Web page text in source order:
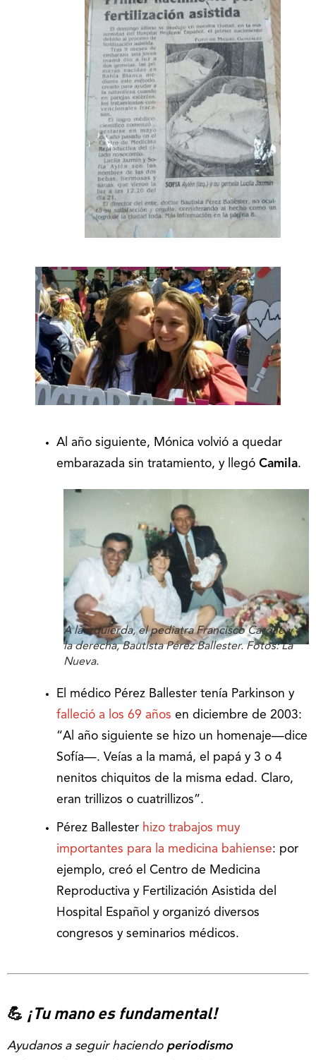
Al año siguiente, Mónica volvió a quedar
embarazada sin tratamiento, y llegó Camila.
A la izquierda, el pediatra Francisco Cardile y a
la derecha, Bautista Pérez Ballester. Fotos: La
Nueva.
El médico Pérez Ballester tenía Parkinson y
falleció a los 69 años en diciembre de 2003:
“Al año siguiente se hizo un homenaje—dice
Sofía—. Veías a la mamá, el papá y 3 o 4
nenitos chiquitos de la misma edad. Claro,
eran trillizos o cuatrillizos”.
Pérez Ballester hizo trabajos muy
importantes para la medicina bahiense: por
ejemplo, creó el Centro de Medicina
Reproductiva y Fertilización Asistida del
Hospital Español y organizó diversos
congresos y seminarios médicos.
💪 ¡Tu mano es fundamental!
Ayudanos a seguir haciendo periodismo